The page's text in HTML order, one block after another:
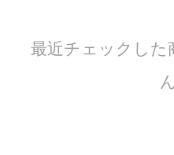
最近チェックした